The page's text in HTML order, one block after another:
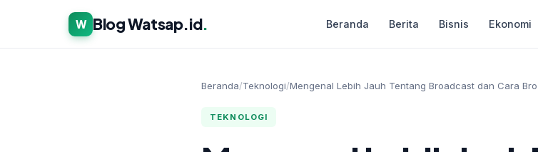
W Blog Watsap.id. Beranda Berita Bisnis Ekonomi
Beranda/Teknologi/Mengenal Lebih Jauh Tentang Broadcast dan Cara
TEKNOLOGI